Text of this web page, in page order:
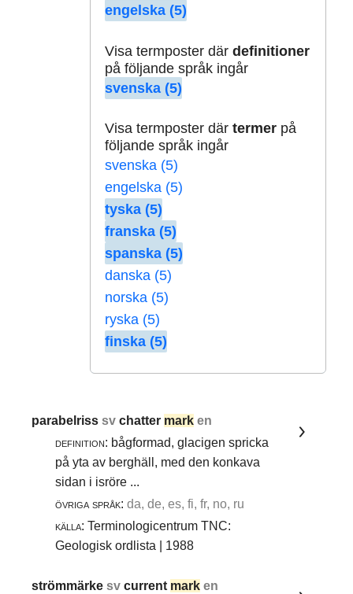
engelska (5)
Visa termposter där definitioner
på följande språk ingår
svenska (5)
Visa termposter där termerpå
följande språk ingår
svenska (5)
engelska (5)
tyska (5)
franska (5)
spanska (5)
danska (5)
norska (5)
ryska (5)
finska (5)
parabelrisssvchatter mark en
definition: bågformad, glacigen spricka
på yta av berghäll, med den konkava
sidan i isröre ...
övriga språk: da, de, es, fi, fr, no, ru
källa: Terminologicentrum TNC:
Geologisk ordlista | 1988
strömmärkesvcurrent mark en